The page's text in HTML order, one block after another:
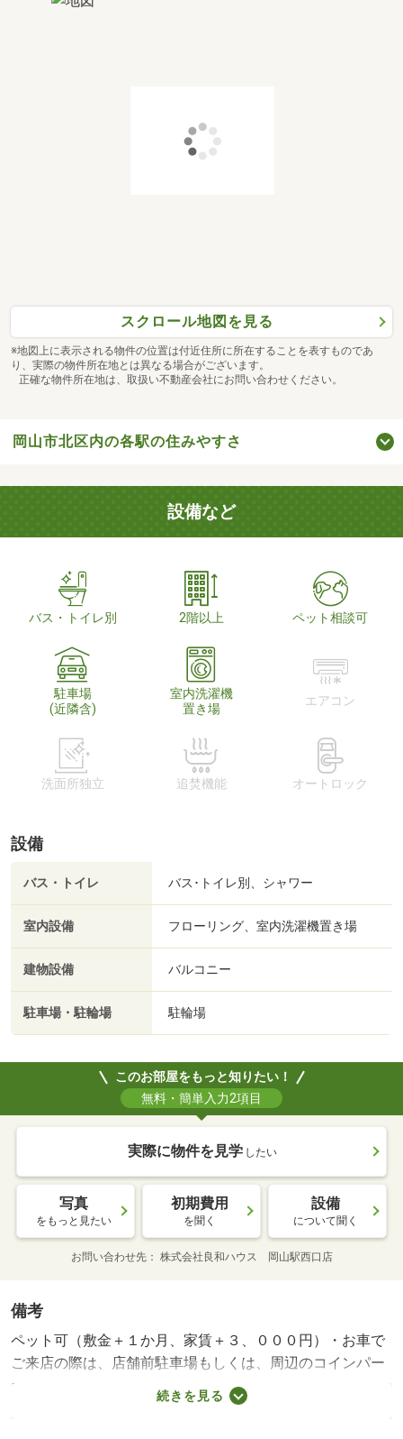
スクロール地図を見る
※地図上に表示される物件の位置は付近住所に所在することを表すものであ
り、実際の物件所在地とは異なる場合がございます。
正確な物件所在地は、取扱い不動産会社にお問い合わせください。
岡山市北区内の各駅の住みやすさ
設備など
バス・トイレ別 2階以上 ペット相談可
駐車場
(近隣含)
室内洗濯機
置き場
エアコン
洗面所独立 追焚機能 オートロック
設備
バス・トイレ バス･トイレ別、シャワー
室内設備 フローリング、室内洗濯機置き場
建物設備 バルコニー
駐車場・駐輪場 駐輪場
このお部屋をもっと知りたい！
無料・簡単入力2項目
実際に物件を見学 したい
写真
をもっと見たい
初期費用
を聞く
設備
について聞く
お問い合わせ先 株式会社良和ハウス 岡山駅西口店
備考
ペット可（敷金＋１か月、家賃＋３、０００円）・お車で
ご来店の際は、店舗前駐車場もしくは、周辺のコインパー
キングをご利用いただければ、弊社の方でご精算させてい
ただきます♪ 【設備・特記事項備考】専用トイレ/カギ交
続きを見る